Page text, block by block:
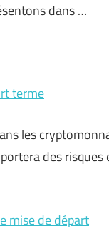
dans …
terme
les
des
mise de départ